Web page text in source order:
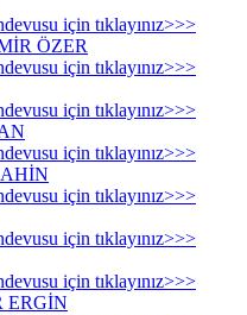
için tıklayınız>>>
ÖZER
için tıklayınız>>>
için tıklayınız>>>
için tıklayınız>>>
için tıklayınız>>>
için tıklayınız>>>
için tıklayınız>>>
ERGİN